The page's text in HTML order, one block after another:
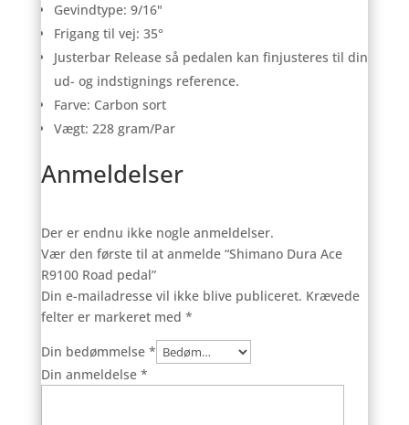
Gevindtype: 9/16"
Frigang til vej: 35°
Justerbar Release så pedalen kan finjusteres til din
ud- og indstignings reference.
Farve: Carbon sort
Vægt: 228 gram/Par
Anmeldelser
Der er endnu ikke nogle anmeldelser.
Vær den første til at anmelde “Shimano Dura Ace
R9100 Road pedal”
Din e-mailadresse vil ikke blive publiceret. Krævede
felter er markeret med *
Din bedømmelse *
Din anmeldelse *